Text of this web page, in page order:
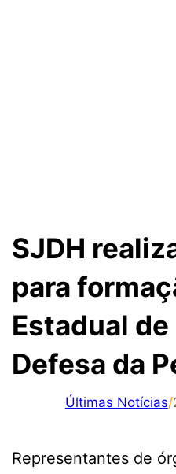
SJDH
para
Estadual
Defesa da
Últimas Notícias/
Representantes de